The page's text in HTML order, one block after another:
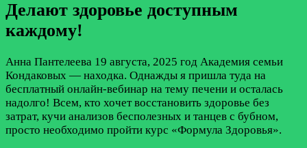
Делают здоровье доступным
каждому!
Анна Пантелеева 19 августа, 2025 год Академия семьи
Кондаковых — находка. Однажды я пришла туда на
бесплатный онлайн-вебинар на тему печени и осталась
надолго! Всем, кто хочет восстановить здоровье без
затрат, кучи анализов бесполезных и танцев с бубном,
просто необходимо пройти курс «Формула Здоровья».